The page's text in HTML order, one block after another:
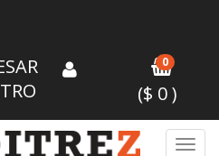
0
($ 0)